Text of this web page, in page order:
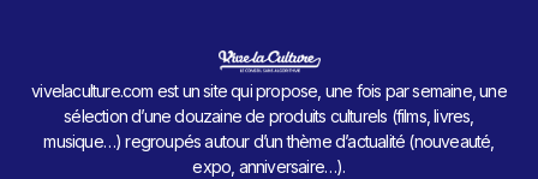
vivelaculture.com est un site qui propose, une fois par semaine, une
sélection d’une douzaine de produits culturels (films, livres,
musique…) regroupés autour d’un thème d’actualité (nouveauté,
expo, anniversaire…).